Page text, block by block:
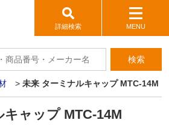
詳細検索 MENU
検索
> 未来 ターミナルキャップ MTC-14M
ャップ MTC-14M